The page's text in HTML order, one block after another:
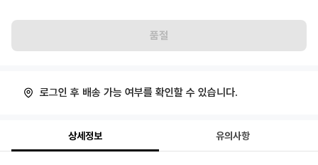
품절
로그인 후 배송 가능 여부를 확인할 수 있습니다.
상세정보 유의사항